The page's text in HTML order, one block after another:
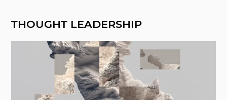
THOUGHT LEADERSHIP